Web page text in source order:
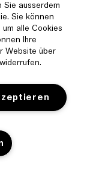
ausserdem
Sie können
alle Cookies
Ihre
Website über